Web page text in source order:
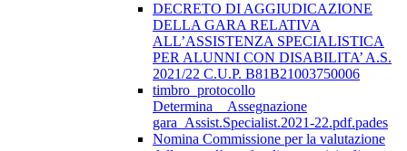
DECRETO DI AGGIUDICAZIONE
DELLA GARA RELATIVA
ALL’ASSISTENZA SPECIALISTICA
PER ALUNNI CON DISABILITA’ A.S.
2021/22 C.U.P. B81B21003750006
timbro_protocollo
Determina__Assegnazione
gara_Assist.Specialist.2021-22.pdf.pades
Nomina Commissione per la valutazione